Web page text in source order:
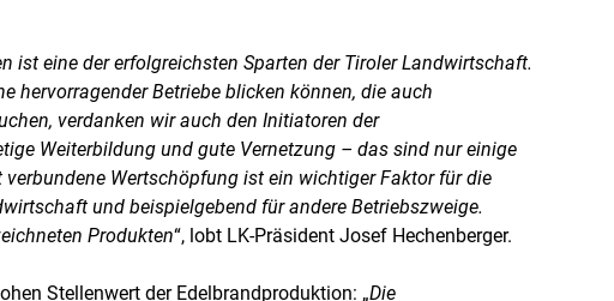
ist eine der erfolgreichsten Sparten der Tiroler Landwirtschaft.
hervorragender Betriebe blicken können, die auch
verdanken wir auch den Initiatoren der
Weiterbildung und gute Vernetzung – das sind nur einige
Wertschöpfung ist ein wichtiger Faktor für die
und beispielgebend für andere Betriebszweige.
Produkten“, lobt LK-Präsident Josef Hechenberger.
Stellenwert der Edelbrandproduktion: „Die